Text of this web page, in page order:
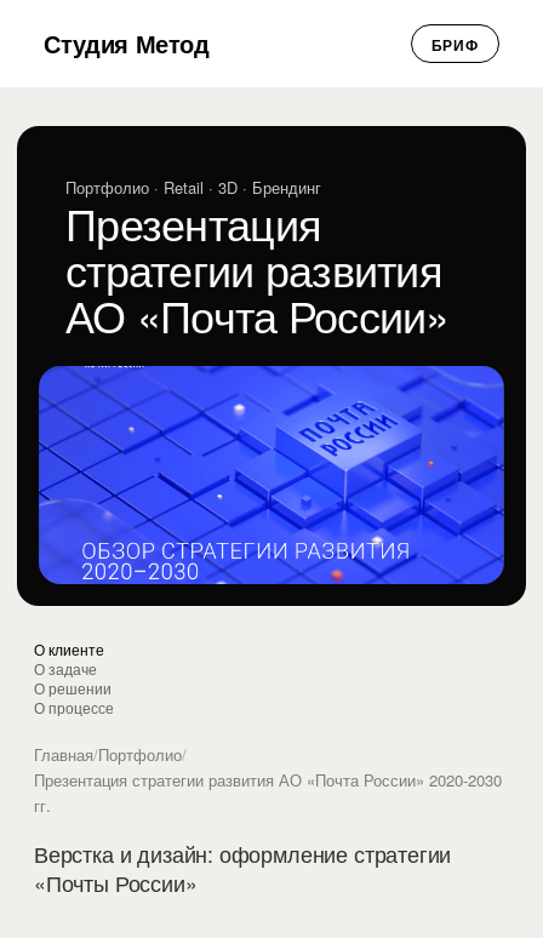
Студия Метод БРИФ
Портфолио · Retail · 3D · Брендинг
Презентация
стратегии развития
АО «Почта России»
2020-2030 гг.
О клиенте
О задаче
О решении
О процессе
Главная/Портфолио/
Презентация стратегии развития АО «Почта России» 2020-2030
гг.
Верстка и дизайн: оформление стратегии
«Почты России»